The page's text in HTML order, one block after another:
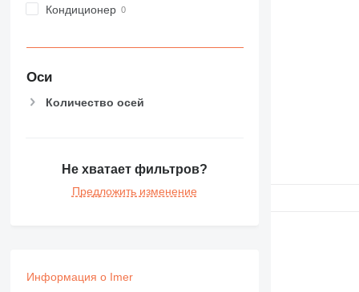
E-series
GC
MH
Кондиционер
Оси
Количество осей
Не хватает фильтров?
Предложить изменение
Информация о Imer